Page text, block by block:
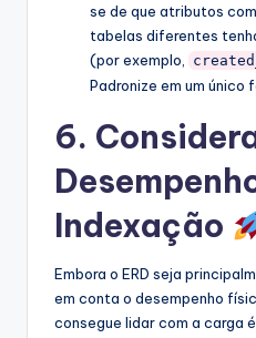
se de que atributos
tabelas diferentes
(por exemplo,
Padronize em um único
6.
Indexação
Embora o ERD seja
em conta o desempenho
consegue lidar com a carga